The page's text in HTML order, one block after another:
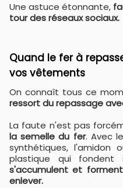
Une astuce étonnante,
tour des réseaux sociaux.
Quand le fer à
vos vêtements
On connaît tous ce
ressort du repassage
La faute n'est pas
la semelle du fer. Avec
synthétiques, l'amidon
plastique qui
s'accumulent et
enlever.